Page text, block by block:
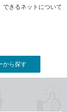
できるネットについて
から探す